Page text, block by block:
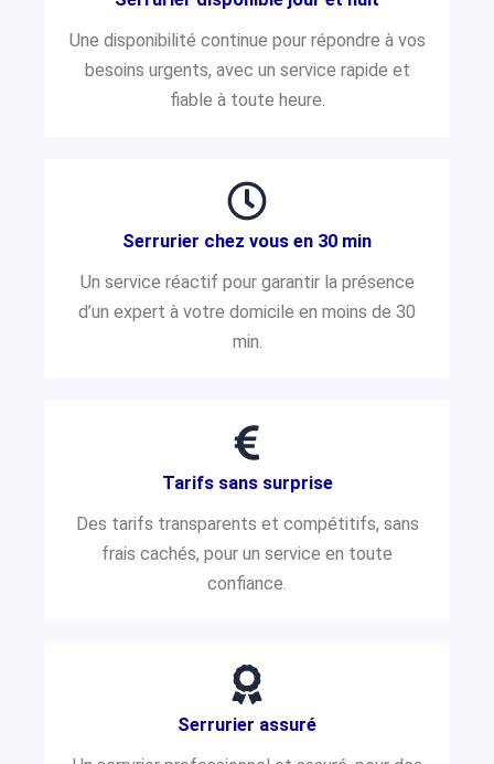
Une disponibilité continue pour répondre à vos
besoins urgents, avec un service rapide et
fiable à toute heure.
Serrurier chez vous en 30 min
Un service réactif pour garantir la présence
d’un expert à votre domicile en moins de 30
min.
Tarifs sans surprise
Des tarifs transparents et compétitifs, sans
frais cachés, pour un service en toute
confiance.
Serrurier assuré